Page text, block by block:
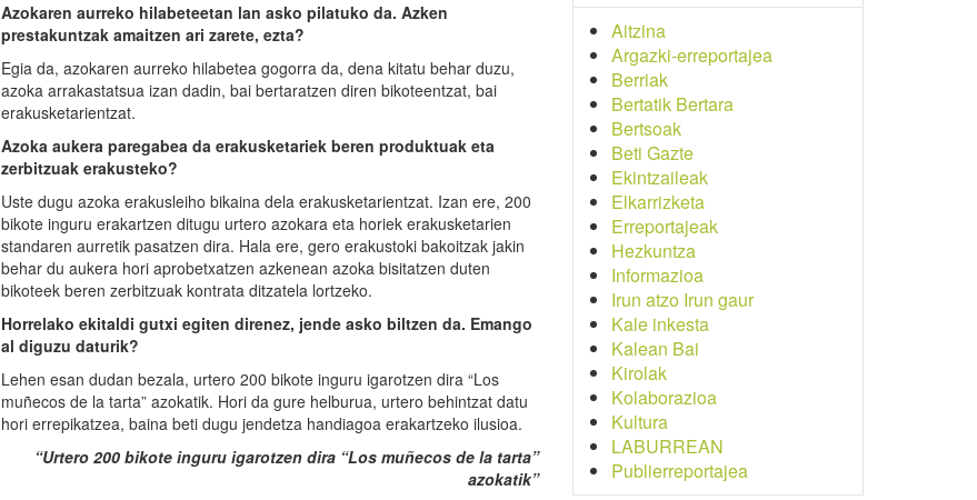
Azokaren aurreko hilabeteetan lan asko pilatuko da. Azken
prestakuntzak amaitzen ari zarete, ezta?
Egia da, azokaren aurreko hilabetea gogorra da, dena kitatu behar duzu,
azoka arrakastatsua izan dadin, bai bertaratzen diren bikoteentzat, bai
erakusketarientzat.
Azoka aukera paregabea da erakusketariek beren produktuak eta
zerbitzuak erakusteko?
Uste dugu azoka erakusleiho bikaina dela erakusketarientzat. Izan ere, 200
bikote inguru erakartzen ditugu urtero azokara eta horiek erakusketarien
standaren aurretik pasatzen dira. Hala ere, gero erakustoki bakoitzak jakin
behar du aukera hori aprobetxatzen azkenean azoka bisitatzen duten
bikoteek beren zerbitzuak kontrata ditzatela lortzeko.
Horrelako ekitaldi gutxi egiten direnez, jende asko biltzen da. Emango
al diguzu daturik?
Lehen esan dudan bezala, urtero 200 bikote inguru igarotzen dira “Los
muñecos de la tarta” azokatik. Hori da gure helburua, urtero behintzat datu
hori errepikatzea, baina beti dugu jendetza handiagoa erakartzeko ilusioa.
“Urtero 200 bikote inguru igarotzen dira “Los muñecosde la tarta”
azokatik”
Aitzina
Argazki-erreportajea
Berriak
Bertatik Bertara
Bertsoak
Beti Gazte
Ekintzaileak
Elkarrizketa
Erreportajeak
Hezkuntza
Informazioa
Irun atzo Irun gaur
Kale inkesta
Kalean Bai
Kirolak
Kolaborazioa
Kultura
LABURREAN
Publierreportajea